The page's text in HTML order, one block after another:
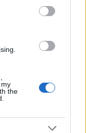
including but
You may click to
party tags to
the